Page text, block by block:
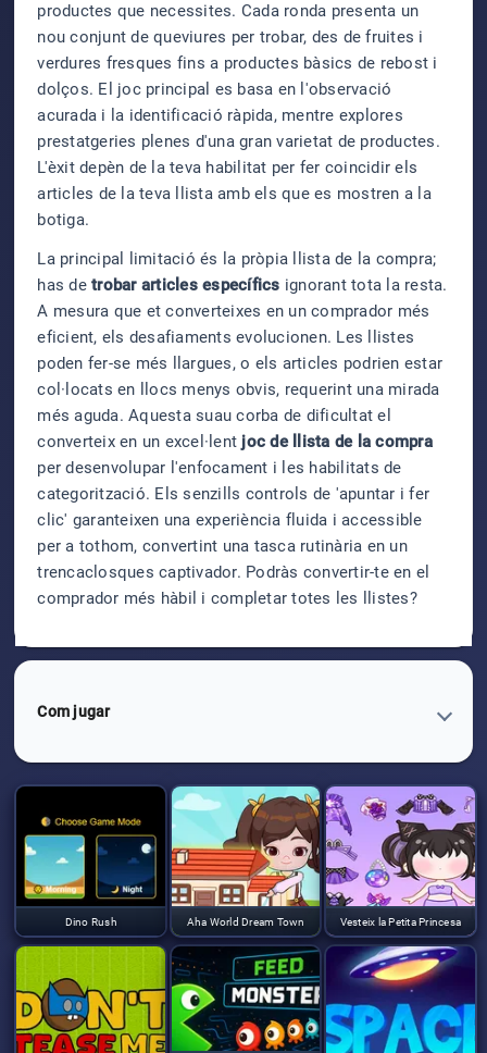
productes que necessites. Cada ronda presenta un
nou conjunt de queviures per trobar, des de fruites i
verdures fresques fins a productes bàsics de rebost i
dolços. El joc principal es basa en l'observació
acurada i la identificació ràpida, mentre explores
prestatgeries plenes d'una gran varietat de productes.
L'èxit depèn de la teva habilitat per fer coincidir els
articles de la teva llista amb els que es mostren a la
botiga.
La principal limitació és la pròpia llista de la compra;
has detrobar articles específics ignorant tota la resta.
A mesura que et converteixes en un comprador més
eficient, els desafiaments evolucionen. Les llistes
poden fer-se més llargues, o els articles podrien estar
col·locats en llocs menys obvis, requerint una mirada
més aguda. Aquesta suau corba de dificultat el
converteix en un excel·lent joc de llista de la compra
per desenvolupar l'enfocament i les habilitats de
categorització. Els senzills controls de 'apuntar i fer
clic' garanteixen una experiència fluida i accessible
per a tothom, convertint una tasca rutinària en un
trencaclosques captivador. Podràs convertir-te en el
comprador més hàbil i completar totes les llistes?
Com jugar
Dino Rush Aha World Dream Town Vesteix la Petita Princesa